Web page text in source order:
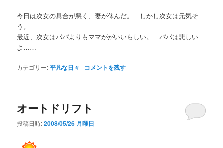
今日は次女の具合が悪く、妻が休んだ。 しかし次女は元気そ
う。
最近、次女はパパよりもママががいいらしい。 パパは悲しい
よ……
カテゴリー:平凡な日々 | コメントを残す
オートドリフト
投稿日時:2008/05/26 月曜日